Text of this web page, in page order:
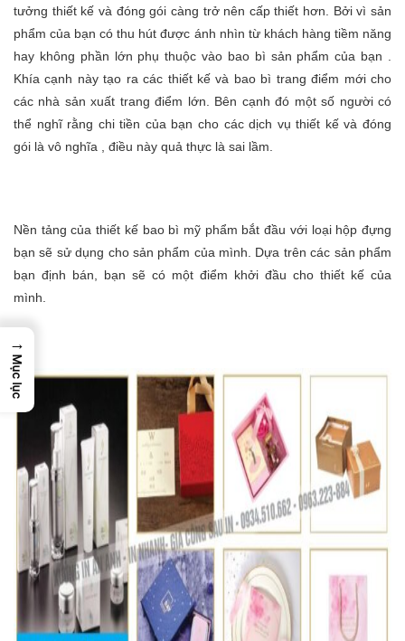
tưởng thiết kế và đóng gói càng trở nên cấp thiết hơn. Bởi vì sản
phẩm của bạn có thu hút được ánh nhìn từ khách hàng tiềm năng
hay không phần lớn phụ thuộc vào bao bì sản phẩm của bạn .
Khía cạnh này tạo ra các thiết kế và bao bì trang điểm mới cho
các nhà sản xuất trang điểm lớn. Bên cạnh đó một số người có
thể nghĩ rằng chi tiền của bạn cho các dịch vụ thiết kế và đóng
gói là vô nghĩa , điều này quả thực là sai lầm.
Nền tảng của thiết kế bao bì mỹ phẩm bắt đầu với loại hộp đựng
bạn sẽ sử dụng cho sản phẩm của mình. Dựa trên các sản phẩm
bạn định bán, bạn sẽ có một điểm khởi đầu cho thiết kế của
mình.
→
Mục lục